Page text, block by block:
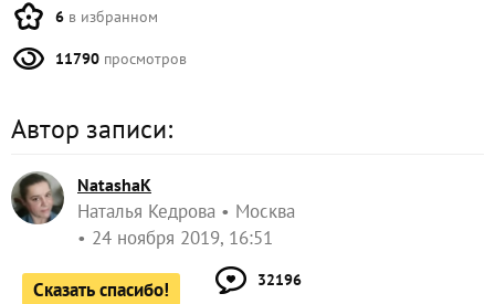
6 в избранном
11790 просмотров
Автор записи:
NatashaK
Наталья Кедрова
Москва
24 ноября 2019, 16:51
Сказать спасибо! 32196